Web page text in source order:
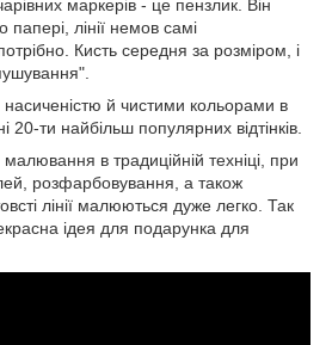
маркерів - це пензлик. Він
папері, лінії немов самі
Кисть середня за розміром, і
насиченістю й чистими кольорами в
20-ти найбільш популярних відтінків.
в традиційній техніці, при
розфарбовування, а також
товсті лінії малюються дуже легко. Так
ідея для подарунка для